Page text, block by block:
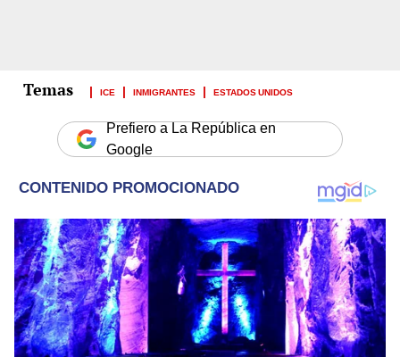
ICE INMIGRANTES ESTADOS UNIDOS
Prefiero a La República en
Google